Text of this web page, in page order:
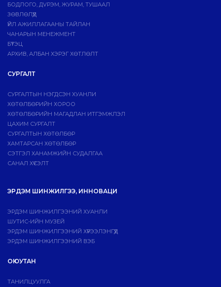
БОДЛОГО, ДVРЭМ, ЖУРАМ, ТУШААЛ
ЗӨВЛӨЛҮҮД
ҮЙЛ АЖИЛЛАГААНЫ ТАЙЛАН
ЧАНАРЫН МЕНЕЖМЕНТ
БҮТЭЦ
АРХИВ, АЛБАН ХЭРЭГ ХӨТЛӨЛТ
СУРГАЛТ
СУРГАЛТЫН НЭГДСЭН ХУАНЛИ
ХӨТӨЛБӨРИЙН ХОРОО
ХӨТӨЛБӨРИЙН МАГАДЛАН ИТГЭМЖЛЭЛ
ЦАХИМ СУРГАЛТ
СУРГАЛТЫН ХӨТӨЛБӨР
ХАМТАРСАН ХӨТӨЛБӨР
СЭТГЭЛ ХАНАМЖИЙН СУДАЛГАА
САНАЛ ХҮСЭЛТ
ЭРДЭМ ШИНЖИЛГЭЭ, ИННОВАЦИ
ЭРДЭМ ШИНЖИЛГЭЭНИЙ ХУАНЛИ
ШУТИС-ИЙН МУЗЕЙ
ЭРДЭМ ШИНЖИЛГЭЭНИЙ ХҮРЭЭЛЭНГҮҮД
ЭРДЭМ ШИНЖИЛГЭЭНИЙ ВЭБ
ОЮУТАН
ТАНИЛЦУУЛГА